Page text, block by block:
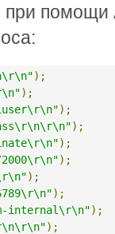
при
);
);
);
);
);
2000\r\n");
);
);
internal\r\n");
);